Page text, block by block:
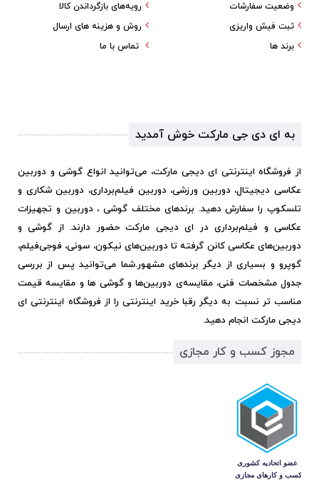
رویه‌های بازگرداندن کالا
روش و هزینه های ارسال
تماس با ما
وضعیت سفارشات
ثبت فیش واریزی
برند ها
به ای دی جی مارکت خوش آمدید
از فروشگاه اینترنتی ای دیجی مارکت، می‌توانید انواع گوشی و دوربین
عکاسی دیجیتال، دوربین ورزشی، دوربین فیلم‌برداری، دوربین شکاری و
تلسکوپ را سفارش دهید. برندهای مختلف گوشی ، دوربین و تجهیزات
عکاسی و فیلم‌برداری در ای دیجی مارکت حضور دارند. از گوشی و
دوربین‌های عکاسی کانن گرفته تا دوربین‌های نیکون، سونی، فوجی‌فیلم،
گوپرو و بسیاری از دیگر برندهای مشهور.شما می‌توانید پس از بررسی
جدول مشخصات فنی، مقایسه‌ی دوربین‌ها و گوشی ها و مقایسه قیمت
مناسب تر نسبت به دیگر رقبا خرید اینترنتی را از فروشگاه اینترنتی ای
دیجی مارکت انجام دهید.
مجوز کسب و کار مجازی